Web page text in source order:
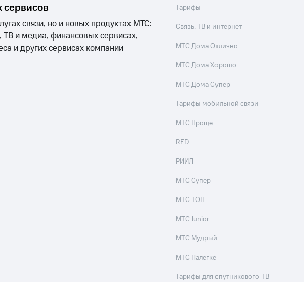
связи, но и новых продуктах МТС:
и медиа, финансовых сервисах,
и других сервисах компании
Тарифы
Связь, ТВ и интернет
МТС Дома Отлично
МТС Дома Хорошо
МТС Дома Супер
Тарифы мобильной связи
МТС Проще
RED
РИИЛ
МТС Супер
МТС ТОП
МТС Junior
МТС Мудрый
МТС Налегке
Тарифы для спутникового ТВ